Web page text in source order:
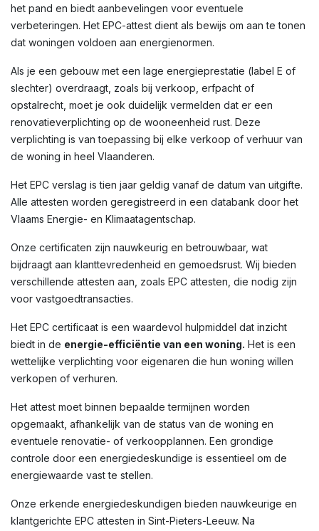
het pand en biedt aanbevelingen voor eventuele
verbeteringen. Het EPC-attest dient als bewijs om aan te tonen
dat woningen voldoen aan energienormen.
Als je een gebouw met een lage energieprestatie (label E of
slechter) overdraagt, zoals bij verkoop, erfpacht of
opstalrecht, moet je ook duidelijk vermelden dat er een
renovatieverplichting op de wooneenheid rust. Deze
verplichting is van toepassing bij elke verkoop of verhuur van
de woning in heel Vlaanderen.
Het EPC verslag is tien jaar geldig vanaf de datum van uitgifte.
Alle attesten worden geregistreerd in een databank door het
Vlaams Energie- en Klimaatagentschap.
Onze certificaten zijn nauwkeurig en betrouwbaar, wat
bijdraagt aan klanttevredenheid en gemoedsrust. Wij bieden
verschillende attesten aan, zoals EPC attesten, die nodig zijn
voor vastgoedtransacties.
Het EPC certificaat is een waardevol hulpmiddel dat inzicht
biedt in de energie-efficiëntie van een woning. Het is een
wettelijke verplichting voor eigenaren die hun woning willen
verkopen of verhuren.
Het attest moet binnen bepaalde termijnen worden
opgemaakt, afhankelijk van de status van de woning en
eventuele renovatie- of verkoopplannen. Een grondige
controle door een energiedeskundige is essentieel om de
energiewaarde vast te stellen.
Onze erkende energiedeskundigen bieden nauwkeurige en
klantgerichte EPC attesten in Sint-Pieters-Leeuw. Na